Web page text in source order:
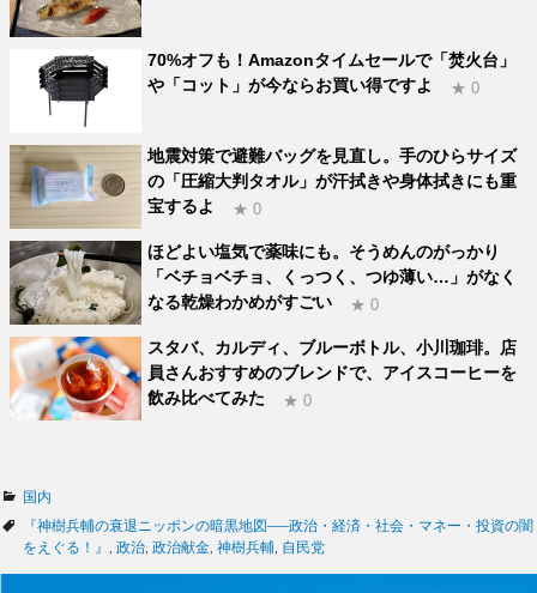
70%オフも！Amazonタイムセールで「焚火台」
や「コット」が今ならお買い得ですよ
★ 0
地震対策で避難バッグを見直し。手のひらサイズ
の「圧縮大判タオル」が汗拭きや身体拭きにも重
宝するよ
★ 0
ほどよい塩気で薬味にも。そうめんのがっかり
「ベチョベチョ、くっつく、つゆ薄い…」がなく
なる乾燥わかめがすごい
★ 0
スタバ、カルディ、ブルーボトル、小川珈琲。店
員さんおすすめのブレンドで、アイスコーヒーを
飲み比べてみた
★ 0
カ
テ
ゴ
国内
タ
グ
『神樹兵輔の衰退ニッポンの暗黒地図──政治・経済・社会・マネー・投資の闇
をえぐる！』
政治 政治献金 神樹兵輔 自民党